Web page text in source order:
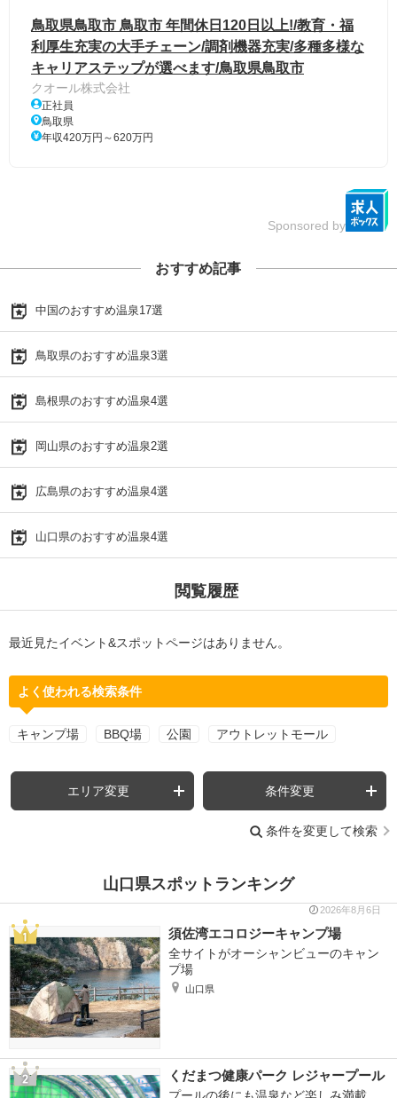
鳥取県鳥取市 鳥取市 年間休日120日以上!/教育・福
利厚生充実の大手チェーン/調剤機器充実/多種多様な
キャリアステップが選べます/鳥取県鳥取市
クオール株式会社
正社員
鳥取県
年収420万円～620万円
Sponsored by
おすすめ記事
中国のおすすめ温泉17選
鳥取県のおすすめ温泉3選
島根県のおすすめ温泉4選
岡山県のおすすめ温泉2選
広島県のおすすめ温泉4選
山口県のおすすめ温泉4選
閲覧履歴
最近見たイベント&スポットページはありません。
よく使われる検索条件
キャンプ場 BBQ場 公園 アウトレットモール
エリア変更 条件変更
条件を変更して検索
山口県スポットランキング
2026年8月6日
須佐湾エコロジーキャンプ場
全サイトがオーシャンビューのキャン
プ場
山口県
くだまつ健康パーク レジャープール